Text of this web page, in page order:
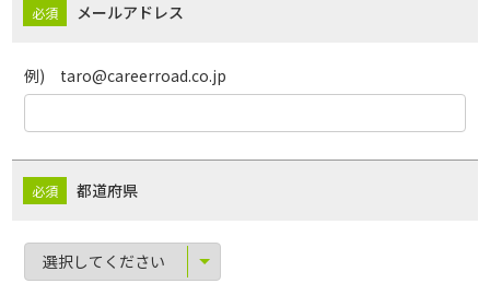
メールアドレス
例) taro@careerroad.co.jp
都道府県